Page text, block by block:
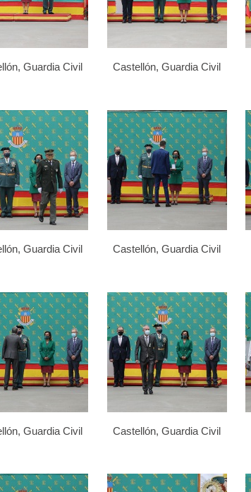
Guardia Civil Castellón, Guardia Civil
Guardia Civil Castellón, Guardia Civil
Guardia Civil Castellón, Guardia Civil